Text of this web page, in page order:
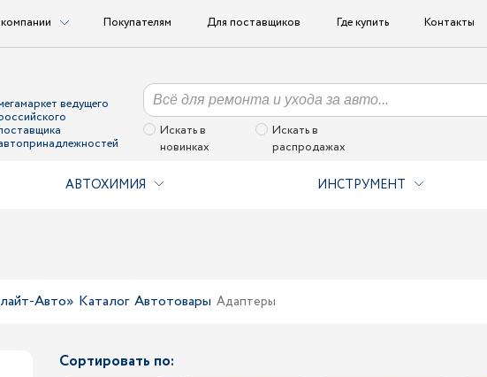
Покупателям Для поставщиков Где купить Контакты
ведущего
Искать в
новинках
Искать в
распродажах
АВТОХИМИЯ ИНСТРУМЕНТ
Авто» Каталог Автотовары Адаптеры
Сортировать по: